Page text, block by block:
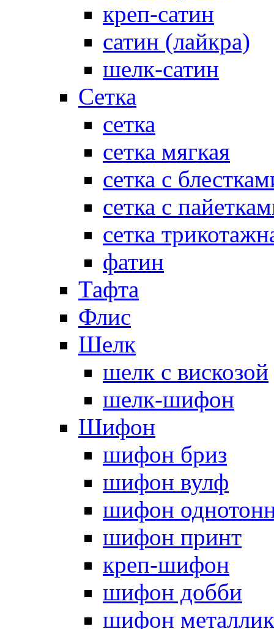
креп-сатин
сатин (лайкра)
шелк-сатин
Сетка
сетка
сетка мягкая
сетка с
сетка с
сетка
фатин
Тафта
Флис
Шелк
шелк с вискозой
шелк-шифон
Шифон
шифон бриз
шифон вулф
шифон
шифон принт
креп-шифон
шифон добби
шифон металлик